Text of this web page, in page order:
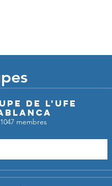
de l'UFE
1047 membres